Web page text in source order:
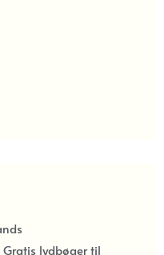
lydbøger til